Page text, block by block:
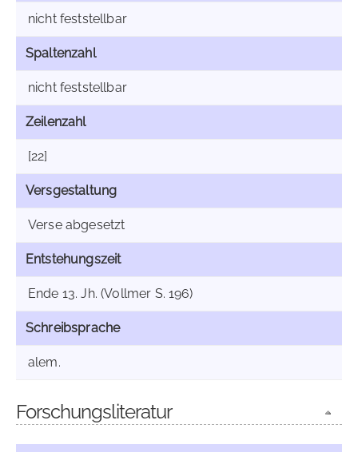
nicht feststellbar
Spaltenzahl
nicht feststellbar
Zeilenzahl
[22]
Versgestaltung
Verse abgesetzt
Entstehungszeit
Ende 13. Jh. (Vollmer S. 196)
Schreibsprache
alem.
Forschungsliteratur